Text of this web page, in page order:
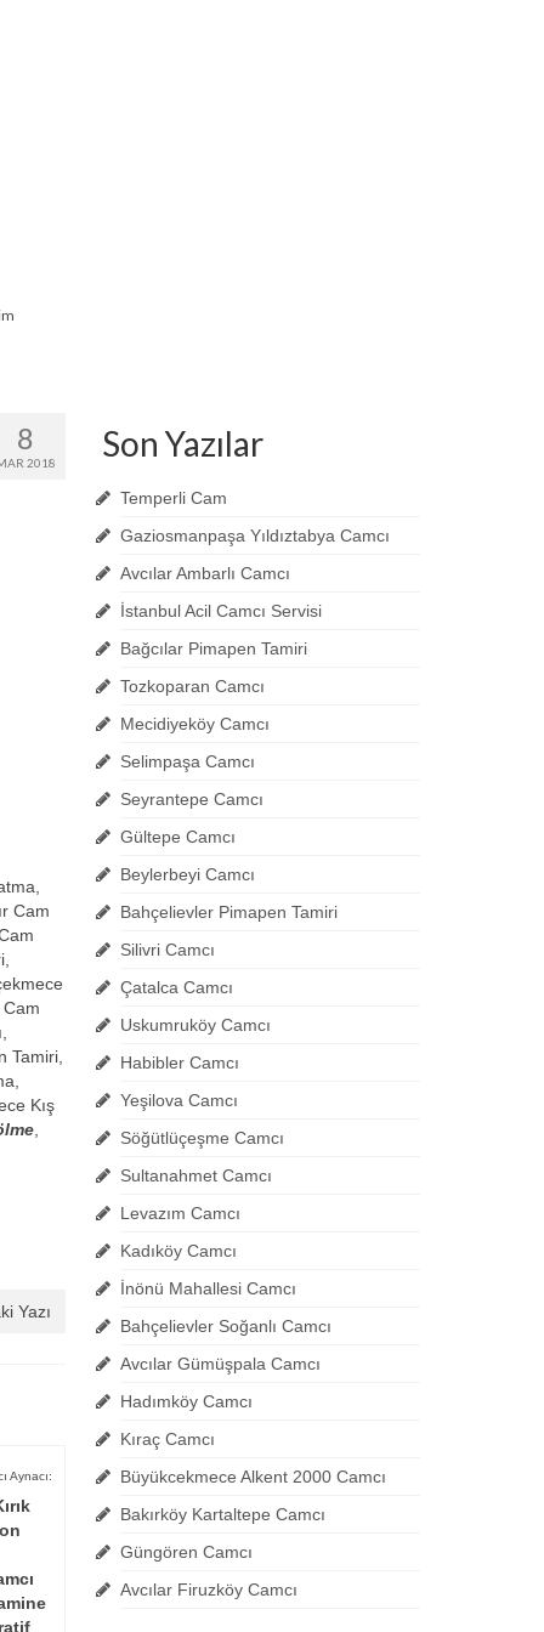
8
2018
Cam
Tamiri,
Kış
Yazı
Aynacı:
Son Yazılar
Temperli Cam
Gaziosmanpaşa Yıldıztabya Camcı
Avcılar Ambarlı Camcı
İstanbul Acil Camcı Servisi
Bağcılar Pimapen Tamiri
Tozkoparan Camcı
Mecidiyeköy Camcı
Selimpaşa Camcı
Seyrantepe Camcı
Gültepe Camcı
Beylerbeyi Camcı
Bahçelievler Pimapen Tamiri
Silivri Camcı
Çatalca Camcı
Uskumruköy Camcı
Habibler Camcı
Yeşilova Camcı
Söğütlüçeşme Camcı
Sultanahmet Camcı
Levazım Camcı
Kadıköy Camcı
İnönü Mahallesi Camcı
Bahçelievler Soğanlı Camcı
Avcılar Gümüşpala Camcı
Hadımköy Camcı
Kıraç Camcı
Büyükcekmece Alkent 2000 Camcı
Bakırköy Kartaltepe Camcı
Güngören Camcı
Avcılar Firuzköy Camcı